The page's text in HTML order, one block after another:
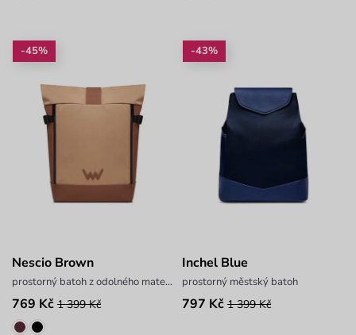
-45%
Nescio Brown
prostorný batoh z odolného materiálu
769 Kč 1 399 Kč
-43%
Inchel Blue
prostorný městský batoh
797 Kč 1 399 Kč